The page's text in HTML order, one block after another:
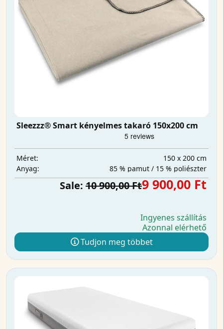
Sleezzz® Smart kényelmes takaró 150x200 cm
Méret:
150 x 200 cm
Anyag:
85 % pamut / 15 % poliészter
Sale: 10 900,00 Ft9 900,00 Ft
Ingyenes szállítás
Azonnal elérhető
Tudjon meg többet